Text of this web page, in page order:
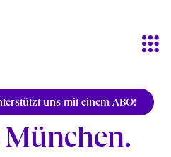
uns mit einem ABO!